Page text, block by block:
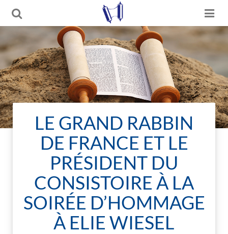
LE GRAND RABBIN
DE FRANCE ET LE
PRÉSIDENT DU
CONSISTOIRE À LA
SOIRÉE D’HOMMAGE
À ELIE WIESEL